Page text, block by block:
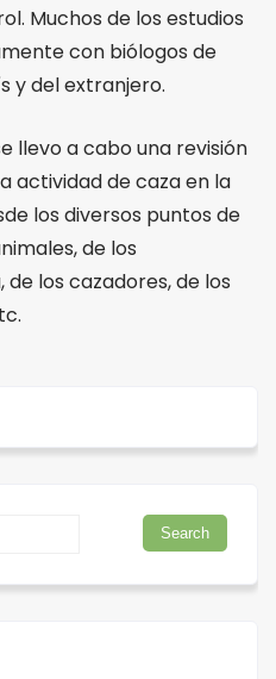
Muchos de los estudios
con biólogos de
y del extranjero.
llevo a cabo una revisión
actividad de caza en la
los diversos puntos de
de los
los cazadores, de los